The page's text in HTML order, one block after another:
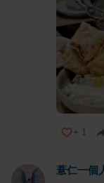
+ 1
薏仁一個